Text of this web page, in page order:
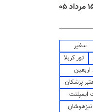
سفیر
تور کربلا
پزشکان
ایمپلنت